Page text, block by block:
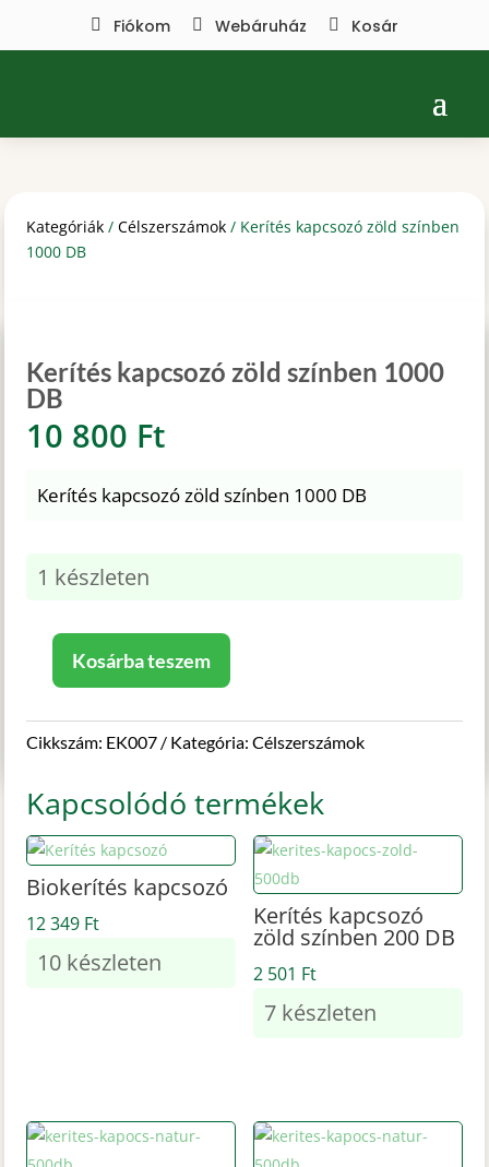
 Fiókom  Webáruház  Kosár
Kategóriák /Célszerszámok / Kerítés kapcsozó zöld színben
1000 DB
Kerítés kapcsozó zöld színben 1000
DB
10 800 Ft
Kerítés kapcsozó zöld színben 1000 DB
1 készleten
Kerítés
zöld
színben
DB
mennyiség
Kosárba teszem
Cikkszám: EK007 Kategória:Célszerszámok
Kapcsolódó termékek
Biokerítés kapcsozó
12 349 Ft
10 készleten
Kerítés kapcsozó
zöld színben 200 DB
2 501 Ft
7 készleten